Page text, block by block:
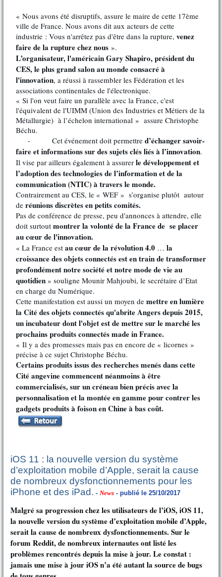
« Nous avons été disruptifs, assure le maire de cette 17ème
ville de France. Nous avons dit aux acteurs de cette
industrie : Vous n'arrêtez pas d'être dans la rupture, venez
faire de la rupture chez nous ».
L’organisateur, l'américain Gary Shapiro, président du
CES, le plus grand salon au monde consacré à
l'innovation, a réussi à rassembler les Fédération et les
associations continentales de l'électronique.
« Si l'on veut faire un parallèle avec la France, c'est
l'équivalent de l'UIMM (Union des Industries et Métiers de la
Métallurgie) à l’échelon international » assure Christophe
Béchu.
- Cet événement doit permettre d’échanger savoir-
faire et informations sur des sujets clés liés à l’innovation.
Il vise par ailleurs également à assurer le développement et
l’adoption des technologies de l’information et de la
communication (NTIC) à travers le monde.
Contrairement au CES, le « WEF » s’organise plutôt autour
de réunions discrètes en petits comités.
Pas de conférence de presse, peu d'annonces à attendre, elle
doit surtout montrer la volonté de la France de se placer
au cœur de l'innovation.
« La France est au cœur de la révolution 4.0 … la
croissance des objets connectés est en train de transformer
profondément notre société et notre mode de vie au
quotidien » souligne Mounir Mahjoubi, le secrétaire d’Etat
en charge du Numérique.
Cette manifestation est aussi un moyen de mettre en lumière
la Cité des objets connectés qu'abrite Angers depuis 2015,
un incubateur dont l'objet est de mettre sur le marché les
prochains produits connectés made in France.
« Il y a des promesses mais pas en encore de « licornes »
précise à ce sujet Christophe Béchu.
Certains produits issus des recherches menés dans cette
Cité angevine commencent néanmoins à être
commercialisés, sur un créneau bien précis avec la
personnalisation et la montée en gamme pour contrer les
gadgets produits à foison en Chine à bas coût.
iOS 11 : la nouvelle version du système
d’exploitation mobile d’Apple, serait la cause
de nombreux dysfonctionnements pour les
iPhone et des iPad. - News - publié le 25/10/2017
Malgré sa progression chez les utilisateurs de l’iOS, iOS 11,
la nouvelle version du système d’exploitation mobile d’Apple,
serait la cause de nombreux dysfonctionnements. Sur le
forum Reddit, de nombreux internautes ont listé les
problèmes rencontrés depuis la mise à jour. Le constat :
jamais une mise à jour iOS n’a été autant la source de bugs